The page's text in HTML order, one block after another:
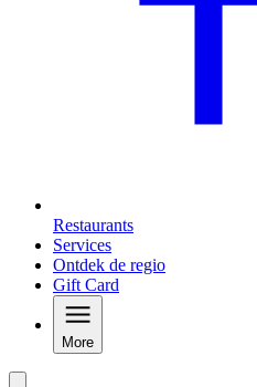
Restaurants
Services
Ontdek de regio
Gift Card
More